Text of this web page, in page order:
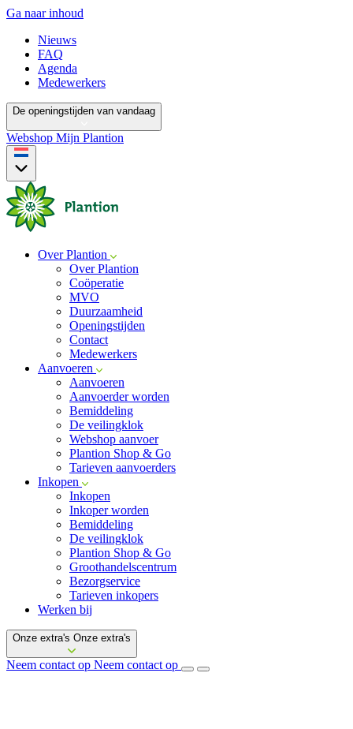
Ga naar inhoud
Nieuws
FAQ
Agenda
Medewerkers
De openingstijden van vandaag
Webshop Mijn Plantion
Over Plantion
Over Plantion
Coöperatie
MVO
Duurzaamheid
Openingstijden
Contact
Medewerkers
Aanvoeren
Aanvoeren
Aanvoerder worden
Bemiddeling
De veilingklok
Webshop aanvoer
Plantion Shop & Go
Tarieven aanvoerders
Inkopen
Inkopen
Inkoper worden
Bemiddeling
De veilingklok
Plantion Shop & Go
Groothandelscentrum
Bezorgservice
Tarieven inkopers
Werken bij
Onze extra's Onze extra's
Neem contact op Neem contact op